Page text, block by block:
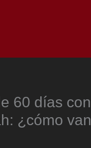
60 días con
¿cómo van